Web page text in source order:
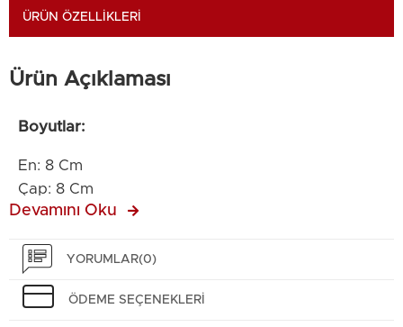
ÜRÜN ÖZELLIKLERI
Ürün Açıklaması
Boyutlar:
En: 8 Cm
Çap: 8 Cm
Yükseklik: 6 Cm
Özellikler:
Birinci kalite seramikten üretilmiştir
Devamını Oku
YORUMLAR(0)
ÖDEME SEÇENEKLERI